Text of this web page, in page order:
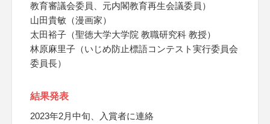
教育審議会委員、元内閣教育再生会議委員）
山田貴敏（漫画家）
太田裕子（聖徳大学大学院 教職研究科 教授）
林原麻里子（いじめ防止標語コンテスト実行委員会
委員長）
結果発表
2023年2月中旬、入賞者に連絡